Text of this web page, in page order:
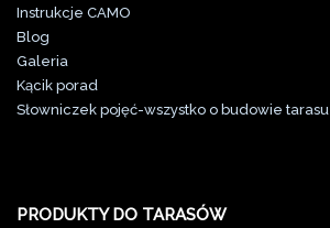
Instrukcje CAMO
Blog
Galeria
Kącik porad
Słowniczek pojęć-wszystko o budowie tarasu
PRODUKTY DO TARASÓW